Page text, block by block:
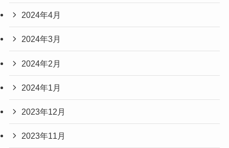
2024年4月
2024年3月
2024年2月
2024年1月
2023年12月
2023年11月